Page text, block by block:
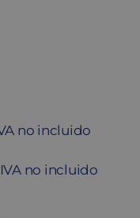
no incluido
no incluido